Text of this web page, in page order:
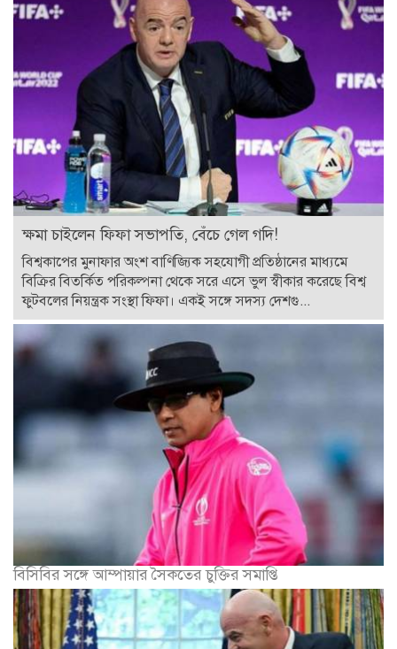
ক্ষমা চাইলেন ফিফা সভাপতি, বেঁচে গেল গদি!
বিশ্বকাপের মুনাফার অংশ বাণিজ্যিক সহযোগী প্রতিষ্ঠানের মাধ্যমে
বিক্রির বিতর্কিত পরিকল্পনা থেকে সরে এসে ভুল স্বীকার করেছে বিশ্ব
ফুটবলের নিয়ন্ত্রক সংস্থা ফিফা। একই সঙ্গে সদস্য দেশগু...
বিসিবির সঙ্গে আম্পায়ার সৈকতের চুক্তির সমাপ্তি